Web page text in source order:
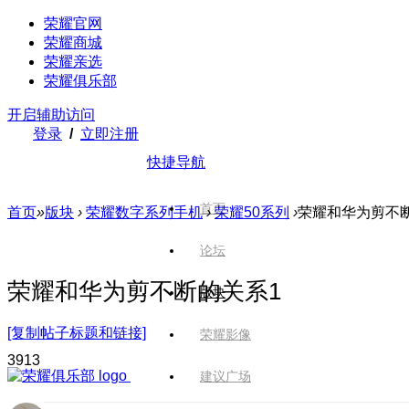
荣耀官网
荣耀商城
荣耀亲选
荣耀俱乐部
开启辅助访问
登录 / 立即注册
快捷导航
首页
论坛
版块
荣耀影像
建议广场
首页»版块 › 荣耀数字系列手机 › 荣耀50系列 ›荣耀和华为剪不
荣耀和华为剪不断的关系1
[复制帖子标题和链接]
3913